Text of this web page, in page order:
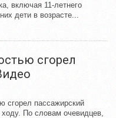
включая 11-летнего
дети в возрасте...
сгорел
сгорел пассажирский
По словам очевидцев,